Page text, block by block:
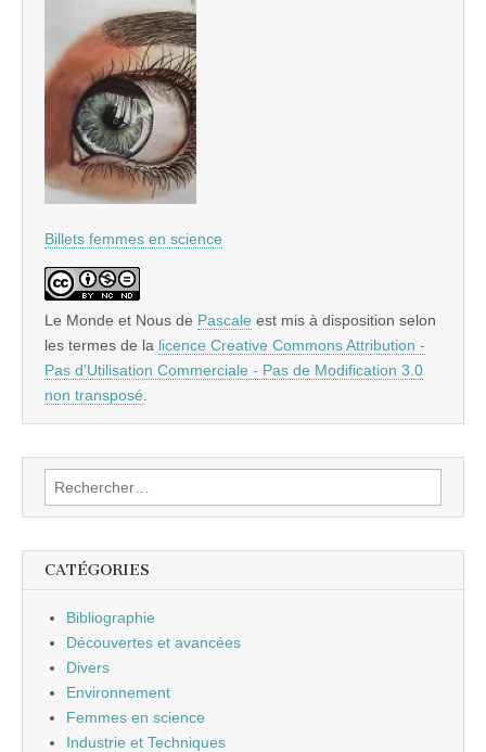
Billets femmes en science
Le Monde et Nous de Pascale est mis à disposition selon
les termes de la licence Creative Commons Attribution -
Pas d’Utilisation Commerciale - Pas de Modification 3.0
non transposé
Rechercher :
CATÉGORIES
Bibliographie
Découvertes et avancées
Divers
Environnement
Femmes en science
Industrie et Techniques